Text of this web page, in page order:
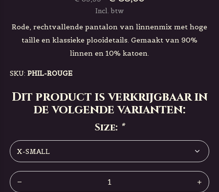
Incl. btw
Rode, rechtvallende pantalon van linnenmix met hoge
taille en klassieke plooidetails. Gemaakt van 90%
linnen en 10% katoen.
SKU: PHIL-ROUGE
Dit product is verkrijgbaar in
de volgende varianten:
Size: *